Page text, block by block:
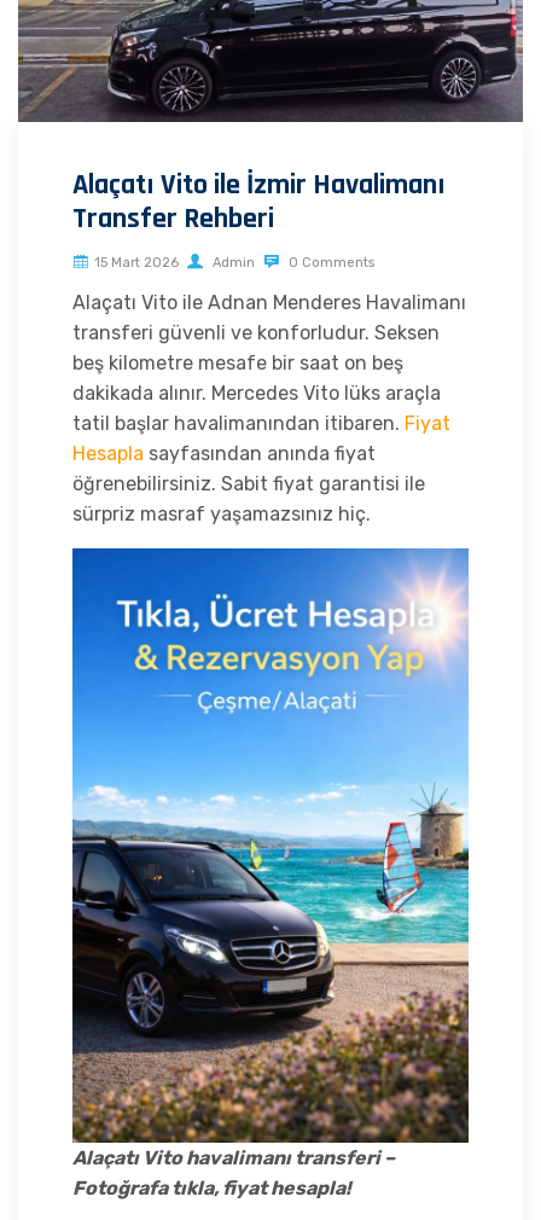
Alaçatı Vito ile İzmir Havalimanı
Transfer Rehberi
15 Mart 2026 Admin 0 Comments
Alaçatı Vito ile Adnan Menderes Havalimanı
transferi güvenli ve konforludur. Seksen
beş kilometre mesafe bir saat on beş
dakikada alınır. Mercedes Vito lüks araçla
tatil başlar havalimanından itibaren. Fiyat
Hesapla sayfasından anında fiyat
öğrenebilirsiniz. Sabit fiyat garantisi ile
sürpriz masraf yaşamazsınız hiç.
Alaçatı Vito havalimanı transferi –
Fotoğrafa tıkla, fiyat hesapla!